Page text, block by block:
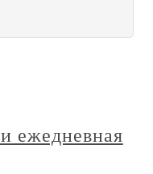
ежедневная